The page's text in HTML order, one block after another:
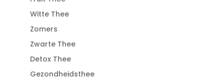
Witte Thee
Zomers
Zwarte Thee
Detox Thee
Gezondheidsthee